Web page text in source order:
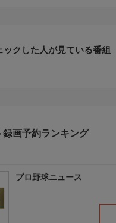
ックした人が見ている番組
録画予約ランキング
プロ野球ニュース